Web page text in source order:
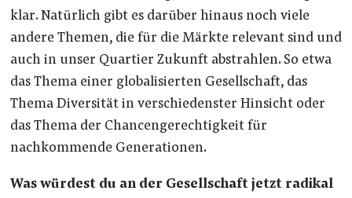
klar. Natürlich gibt es darüber hinaus noch viele
andere Themen, die für die Märkte relevant sind und
auch in unser Quartier Zukunft abstrahlen. So etwa
das Thema einer globalisierten Gesellschaft, das
Thema Diversität in verschiedenster Hinsicht oder
das Thema der Chancengerechtigkeit für
nachkommende Generationen.
Was würdest du an der Gesellschaft jetzt radikal